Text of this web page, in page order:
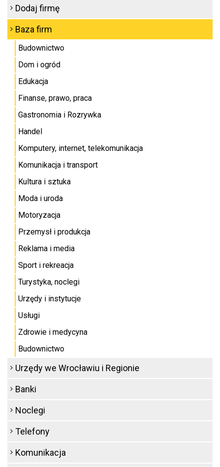
Dodaj firmę
Baza firm
Budownictwo
Dom i ogród
Edukacja
Finanse, prawo, praca
Gastronomia i Rozrywka
Handel
Komputery, internet, telekomunikacja
Komunikacja i transport
Kultura i sztuka
Moda i uroda
Motoryzacja
Przemysł i produkcja
Reklama i media
Sport i rekreacja
Turystyka, noclegi
Urzędy i instytucje
Usługi
Zdrowie i medycyna
Budownictwo
Urzędy we Wrocławiu i Regionie
Banki
Noclegi
Telefony
Komunikacja